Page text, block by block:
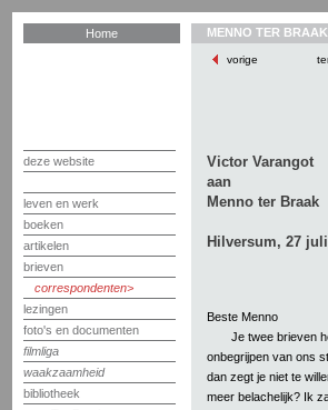
Home
deze website
leven en werk
boeken
artikelen
brieven
correspondenten
lezingen
foto's en documenten
filmliga
waakzaamheid
bibliotheek
MENNO TER BRAAK
vorige
Victor Varangot
aan
Menno ter Braak
Hilversum, 27
Beste Menno
Je twee brieven
onbegrijpen van ons
dan zegt je niet te
meer belachelijk? Ik